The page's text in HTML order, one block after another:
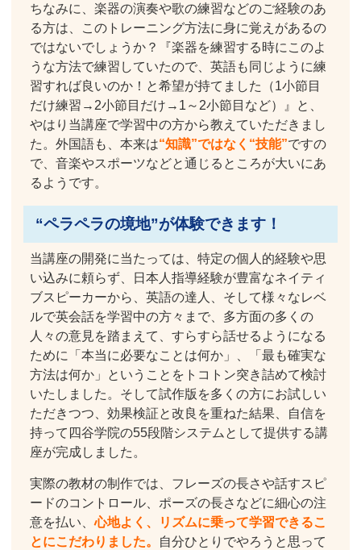
ちなみに、楽器の演奏や歌の練習などのご経験のあ
る方は、このトレーニング方法に身に覚えがあるの
ではないでしょうか？『楽器を練習する時にこのよ
うな方法で練習していたので、英語も同じように練
習すれば良いのか！と希望が持てました（1小節目
だけ練習→2小節目だけ→1～2小節目など）』と、
やはり当講座で学習中の方から教えていただきまし
た。外国語も、本来は“知識”ではなく“技能”ですの
で、音楽やスポーツなどと通じるところが大いにあ
るようです。
“ペラペラの境地”が体験できます！
当講座の開発に当たっては、特定の個人的経験や思
い込みに頼らず、日本人指導経験が豊富なネイティ
ブスピーカーから、英語の達人、そして様々なレベ
ルで英会話を学習中の方々まで、多方面の多くの
人々の意見を踏まえて、すらすら話せるようになる
ために「本当に必要なことは何か」、「最も確実な
方法は何か」ということをトコトン突き詰めて検討
いたしました。そして試作版を多くの方にお試しい
ただきつつ、効果検証と改良を重ねた結果、自信を
持って四谷学院の55段階システムとして提供する講
座が完成しました。
実際の教材の制作では、フレーズの長さや話すスピ
ードのコントロール、ポーズの長さなどに細心の注
意を払い、心地よく、リズムに乗って学習できるこ
とにこだわりました。
自分ひとりでやろうと思って